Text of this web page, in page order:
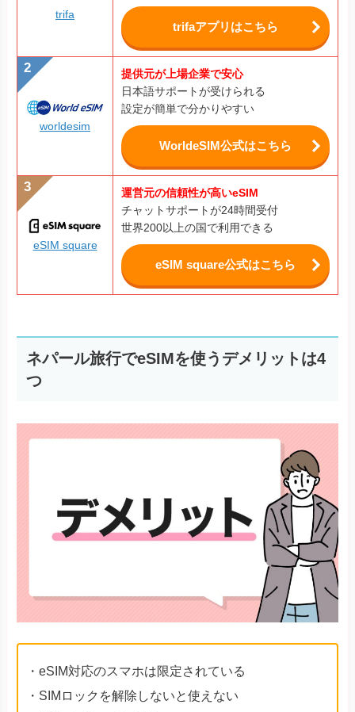
trifa
trifaアプリはこちら
worldesim
提供元が上場企業で安心
日本語サポートが受けられる
設定が簡単で分かりやすい
WorldeSIM公式はこちら
eSIM square
運営元の信頼性が高いeSIM
チャットサポートが24時間受付
世界200以上の国で利用できる
eSIM square公式はこちら
ネパール旅行でeSIMを使うデメリットは4
つ
・eSIM対応のスマホは限定されている
・SIMロックを解除しないと使えない